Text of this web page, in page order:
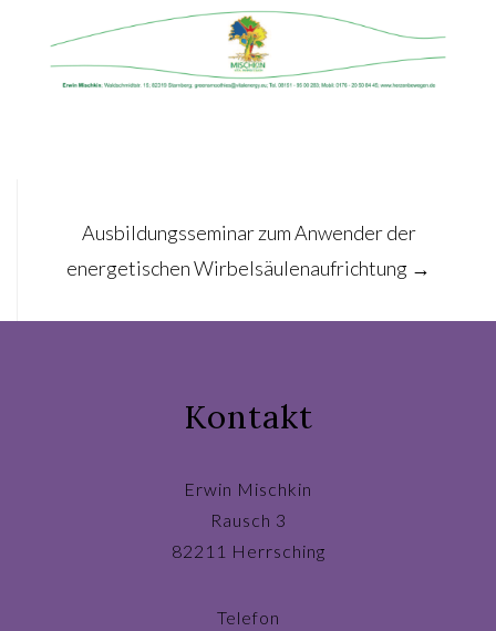
navigation
Ausbildungsseminar zum Anwender der
energetischen Wirbelsäulenaufrichtung →
Kontakt
Erwin Mischkin
Rausch 3
82211 Herrsching
Telefon